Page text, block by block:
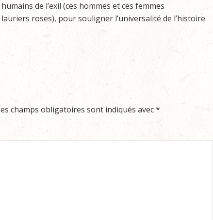
de l’exil (ces hommes et ces femmes
roses), pour souligner l’universalité de l’histoire.
champs obligatoires sont indiqués avec*